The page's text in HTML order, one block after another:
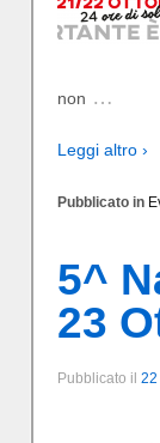
non …
Leggi altro ›
Pubblicato in
5^
23
Pubblicato il 22